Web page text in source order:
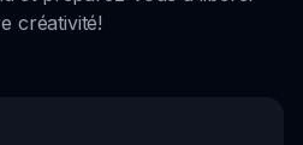
créativité!